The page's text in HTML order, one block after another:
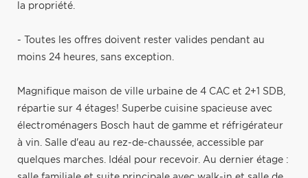
la propriété.
- Toutes les offres doivent rester valides pendant au
moins 24 heures, sans exception.
Magnifique maison de ville urbaine de 4 CAC et 2+1 SDB,
répartie sur 4 étages! Superbe cuisine spacieuse avec
électroménagers Bosch haut de gamme et réfrigérateur
à vin. Salle d'eau au rez-de-chaussée, accessible par
quelques marches. Idéal pour recevoir. Au dernier étage :